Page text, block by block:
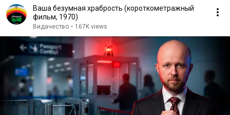
Ваша безумная храбрость (короткометражный
фильм, 1970)
Видачество • 167K views